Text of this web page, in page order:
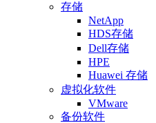
存储
NetApp
HDS存储
Dell存储
HPE
Huawei 存储
虚拟化软件
VMware
备份软件